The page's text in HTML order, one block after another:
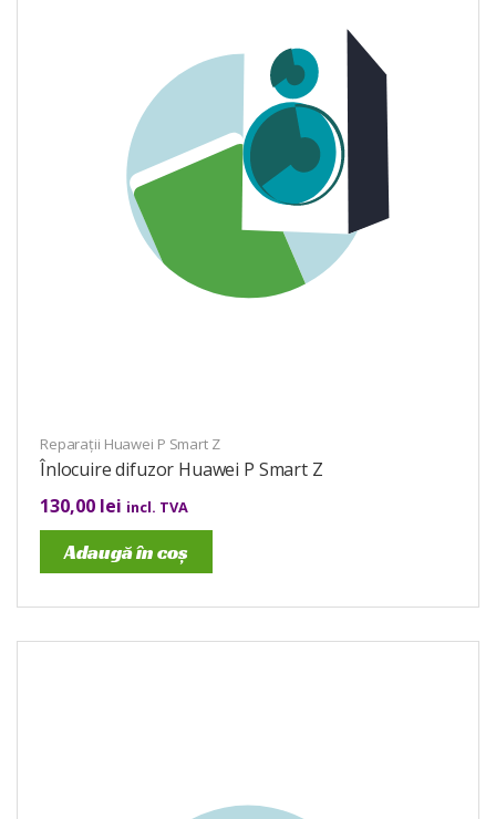
Reparații Huawei P Smart Z
Înlocuire difuzor Huawei P Smart Z
130,00 lei incl. TVA
Adaugă în coș